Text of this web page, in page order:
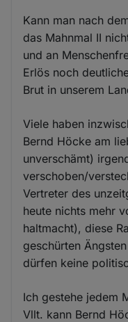
Kann man nach
das Mahnmal II
und an
Erlös noch
Brut in unserem
Viele haben
Bernd Höcke am
unverschämt)
verschoben/
Vertreter des
heute nichts mehr
haltmacht), diese
geschürten
dürfen keine
Ich gestehe jedem
Vllt. kann Bernd